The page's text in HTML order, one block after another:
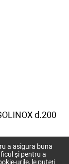
d.200
a asigura buna
și pentru a
urile, le puteți